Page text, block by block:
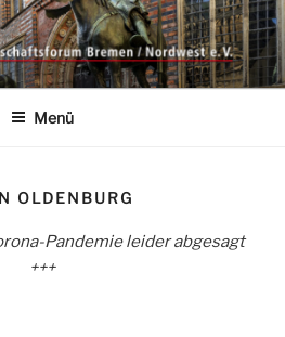
E.V.
Nordwest e.V.
Menü
OLDENBURG
Pandemie leider abgesagt
+++